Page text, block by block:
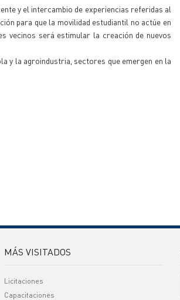
y el intercambio de experiencias referidas al
para que la movilidad estudiantil no actúe en
vecinos será estimular la creación de nuevos
y la agroindustria, sectores que emergen en la
MÁS VISITADOS
Licitaciones
Capacitaciones